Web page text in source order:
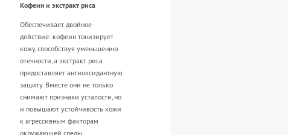
Кофеин и экстракт риса
Обеспечивает двойное
действие: кофеин тонизирует
кожу, способствуя уменьшению
отечности, а экстракт риса
предоставляет антиоксидантную
защиту. Вместе они не только
снимают признаки усталости, но
и повышают устойчивость кожи
к агрессивным факторам
окружающей среды.